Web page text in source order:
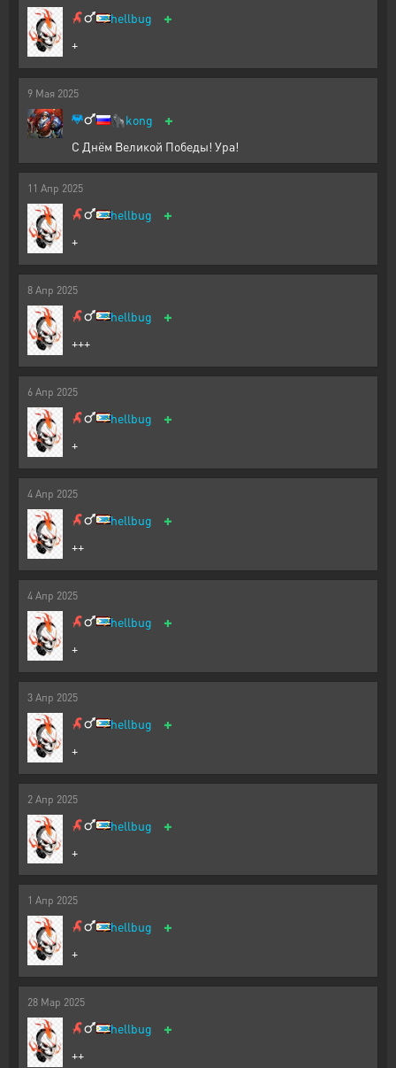
hellbug +
+
9 Мая 2025
🦍kong +
С Днём Великой Победы! Ура!
11 Апр 2025
hellbug +
+
8 Апр 2025
hellbug +
+++
6 Апр 2025
hellbug +
+
4 Апр 2025
hellbug +
++
4 Апр 2025
hellbug +
+
3 Апр 2025
hellbug +
+
2 Апр 2025
hellbug +
+
1 Апр 2025
hellbug +
+
28 Мар 2025
hellbug +
++